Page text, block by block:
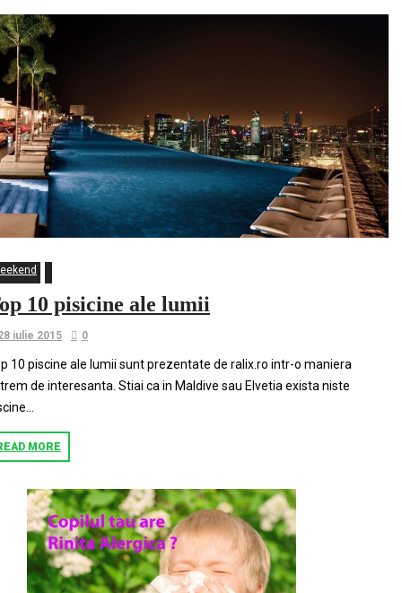
10 pisicine ale lumii
iulie 2015 0
10 piscine ale lumii sunt prezentate de ralix.ro intr-o maniera
de interesanta. Stiai ca in Maldive sau Elvetia exista niste
MORE